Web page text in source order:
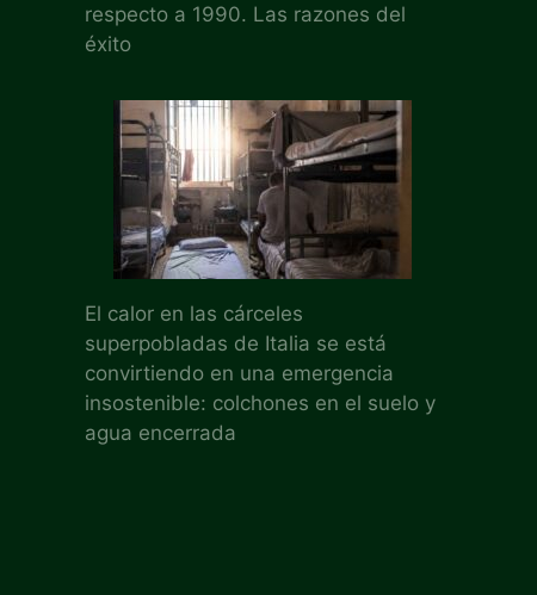
respecto a 1990. Las razones del
éxito
El calor en las cárceles
superpobladas de Italia se está
convirtiendo en una emergencia
insostenible: colchones en el suelo y
agua encerrada